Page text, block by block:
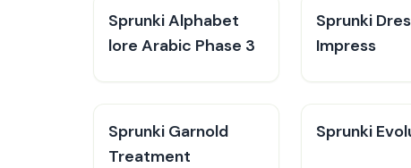
Sprunki Alphabet
lore Arabic Phase 3
Sprunki
Impress
Sprunki Garnold
Treatment
Sprunki